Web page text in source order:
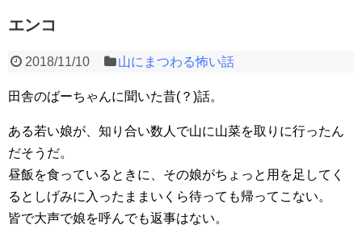
エンコ
2018/11/10 山にまつわる怖い話
田舎のばーちゃんに聞いた昔(？)話。
ある若い娘が、知り合い数人で山に山菜を取りに行ったん
だそうだ。
昼飯を食っているときに、その娘がちょっと用を足してく
るとしげみに入ったままいくら待っても帰ってこない。
皆で大声で娘を呼んでも返事はない。